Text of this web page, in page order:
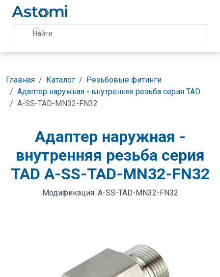
Главная Каталог
Резьбовые фитинги
Адаптер наружная - внутренняя резьба серия TAD
A-SS-TAD-MN32-FN32
Адаптер наружная -
внутренняя резьба серия
TAD A-SS-TAD-MN32-FN32
Модификация: A-SS-TAD-MN32-FN32